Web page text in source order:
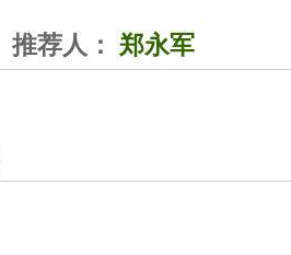
推荐人： 郑永军